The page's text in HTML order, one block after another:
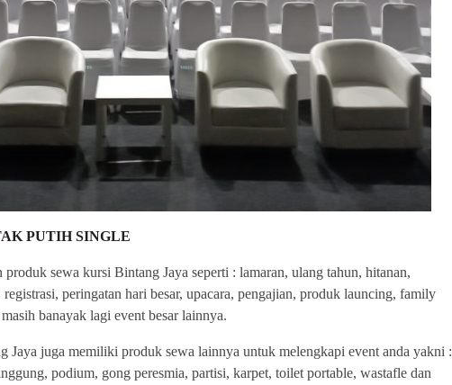
PUTIH SINGLE
sewa kursi Bintang Jaya seperti : lamaran, ulang tahun, hitanan,
peringatan hari besar, upacara, pengajian, produk launcing, family
banayak lagi event besar lainnya.
Jaya juga memiliki produk sewa lainnya untuk melengkapi event anda yakni :
podium, gong peresmia, partisi, karpet, toilet portable, wastafle dan